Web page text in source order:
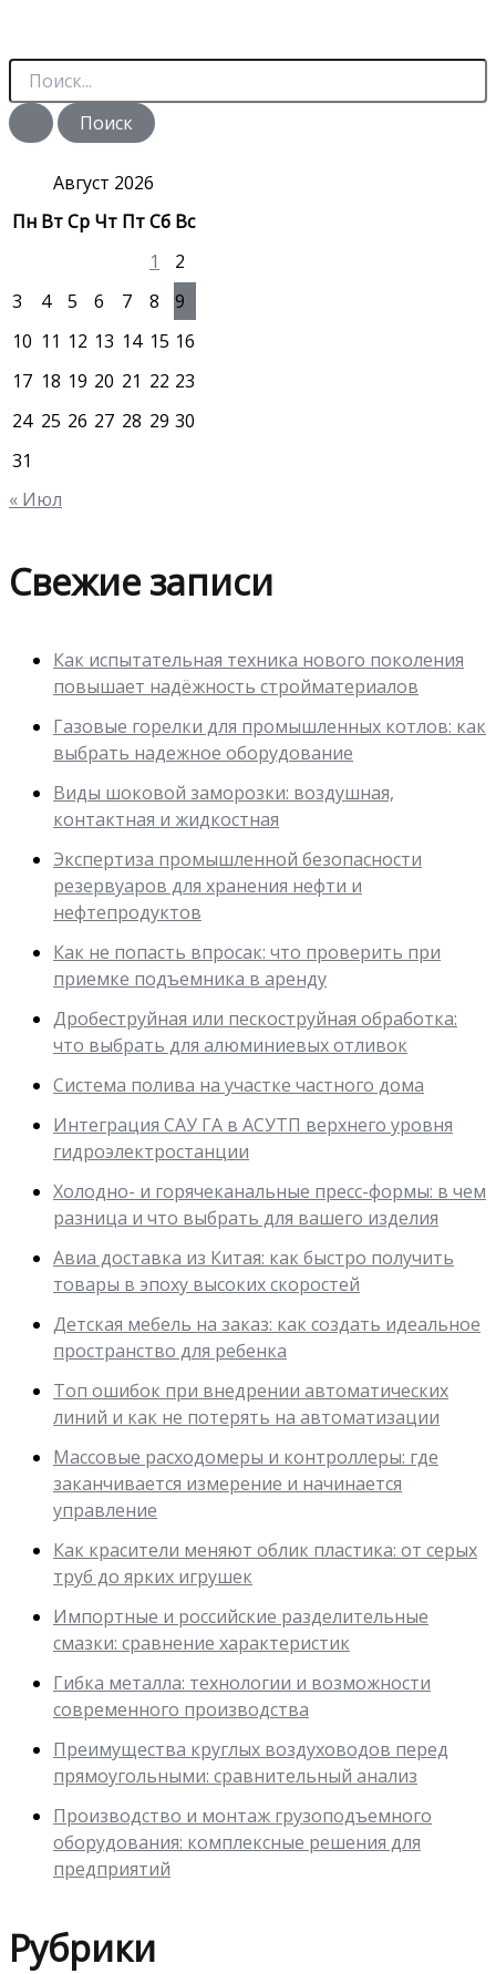
П
и
с
Август 2026
Пн ВтСр Чт ПтСб Вс
1
2
3
4 5 6 7 8
9
10 11 12 13 14 15 16
17 18 19 20 21 22 23
24 25 26 27 28 29 30
31
« Июл
Свежие записи
Как испытательная техника нового поколения
повышает надёжность стройматериалов
Газовые горелки для промышленных котлов: как
выбрать надежное оборудование
Виды шоковой заморозки: воздушная,
контактная и жидкостная
Экспертиза промышленной безопасности
резервуаров для хранения нефти и
нефтепродуктов
Как не попасть впросак: что проверить при
приемке подъемника в аренду
Дробеструйная или пескоструйная обработка:
что выбрать для алюминиевых отливок
Система полива на участке частного дома
Интеграция САУ ГА в АСУТП верхнего уровня
гидроэлектростанции
Холодно- и горячеканальные пресс-формы: в чем
разница и что выбрать для вашего изделия
Авиа доставка из Китая: как быстро получить
товары в эпоху высоких скоростей
Детская мебель на заказ: как создать идеальное
пространство для ребенка
Топ ошибок при внедрении автоматических
линий и как не потерять на автоматизации
Массовые расходомеры и контроллеры: где
заканчивается измерение и начинается
управление
Как красители меняют облик пластика: от серых
труб до ярких игрушек
Импортные и российские разделительные
смазки: сравнение характеристик
Гибка металла: технологии и возможности
современного производства
Преимущества круглых воздуховодов перед
прямоугольными: сравнительный анализ
Производство и монтаж грузоподъемного
оборудования: комплексные решения для
предприятий
Рубрики